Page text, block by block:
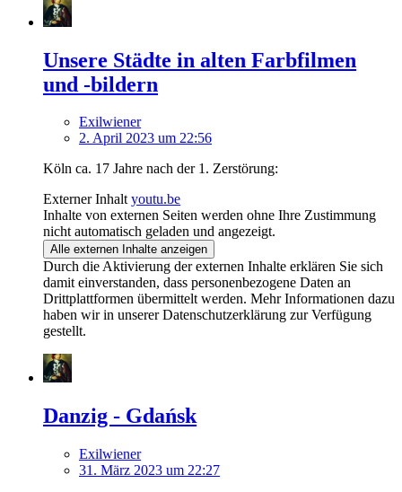
Unsere Städte in alten Farbfilmen
und -bildern
Exilwiener
2. April 2023 um 22:56
Köln ca. 17 Jahre nach der 1. Zerstörung:
Externer Inhalt youtu.be
Inhalte von externen Seiten werden ohne Ihre Zustimmung
nicht automatisch geladen und angezeigt.
Alle externen Inhalte anzeigen
Durch die Aktivierung der externen Inhalte erklären Sie sich
damit einverstanden, dass personenbezogene Daten an
Drittplattformen übermittelt werden. Mehr Informationen dazu
haben wir in unserer Datenschutzerklärung zur Verfügung
gestellt.
Danzig - Gdańsk
Exilwiener
31. März 2023 um 22:27